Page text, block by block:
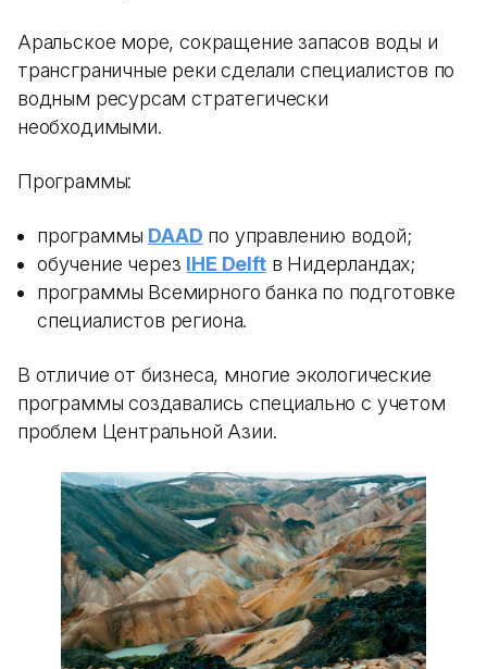
Аральское море, сокращение запасов воды и
трансграничные реки сделали специалистов по
водным ресурсам стратегически
необходимыми.
Программы:
программы DAAD по управлению водой;
обучение через IHE Delftв Нидерландах;
программы Всемирного банка по подготовке
специалистов региона.
В отличие от бизнеса, многие экологические
программы создавались специально с учетом
проблем Центральной Азии.